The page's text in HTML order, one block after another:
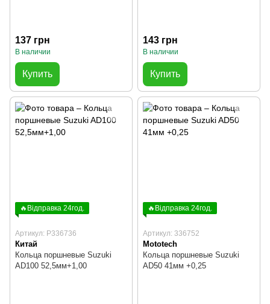
137 грн
В наличии
Купить
143 грн
В наличии
Купить
🔥Відправка 24год.
Артикул: P336736
Китай
Кольца поршневые Suzuki
AD100 52,5мм+1,00
🔥Відправка 24год.
Артикул: 336752
Mototech
Кольца поршневые Suzuki
AD50 41мм +0,25